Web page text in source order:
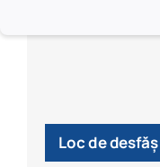
Loc de